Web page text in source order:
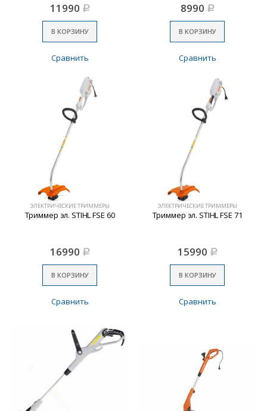
11990 Р
В КОРЗИНУ
Сравнить
8990 Р
В КОРЗИНУ
Сравнить
ЭЛЕКТРИЧЕСКИЕ ТРИММЕРЫ
Триммер эл. STIHL FSE 60
16990 Р
В КОРЗИНУ
Сравнить
ЭЛЕКТРИЧЕСКИЕ ТРИММЕРЫ
Триммер эл. STIHL FSE 71
15990 Р
В КОРЗИНУ
Сравнить